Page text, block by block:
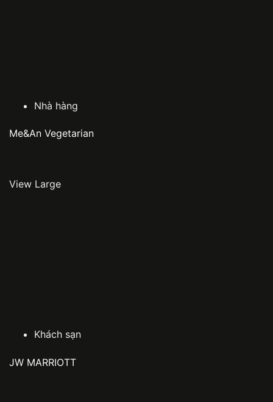
Nhà hàng
Me&An Vegetarian
View Large
Khách sạn
JW MARRIOTT